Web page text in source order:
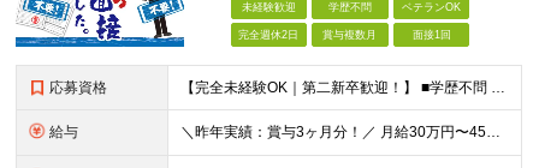
未経験歓迎 学歴不問 ベテランOK
完全週休2日 賞与複数月 面接1回
応募資格 【完全未経験OK｜第二新卒歓迎！】 ■学歴不問 ■普通自動車免許をお持ちの方（AT限定可） ＼こんな方はぜひ！／ □手に職をつけたい □知識はないけど、建築に興味がある □なんとなく建物を見るのが好
給与 ＼昨年実績：賞与3ヶ月分！／ 月給30万円〜45万円+賞与年2回 ※月給は、経験・スキル・年齢を踏まえて決定します ※試用期間は3ヶ月。期間中の雇用形態・給与・待遇に差異はありません ※固定残業代（